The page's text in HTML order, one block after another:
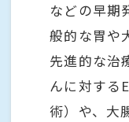
などの早期
般的な胃や
先進的な治
んに対する
術）や、大